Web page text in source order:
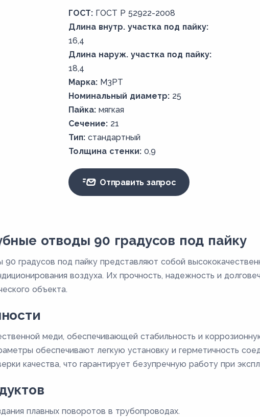
ГОСТ: ГОСТ Р 52922-2008
Длина внутр. участка под пайку:
16,4
Длина наруж. участка под пайку:
18,4
Марка: М3РТ
Номинальный диаметр: 25
Пайка: мягкая
Сечение: 21
Тип: стандартный
Толщина стенки: 0,9
Отправить запрос
отводы 90 градусов под пайку
градусов под пайку представляют собой
воздуха. Их прочность, надежность и
объекта.
меди, обеспечивающей стабильность и
обеспечивают легкую установку и герметичность
качества, что гарантирует безупречную работу при
плавных поворотов в трубопроводах.